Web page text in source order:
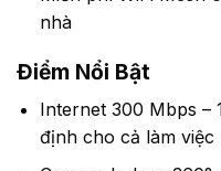
nhà
Điểm Nổi Bật
Internet 300 Mbps –
định cho cả làm việc